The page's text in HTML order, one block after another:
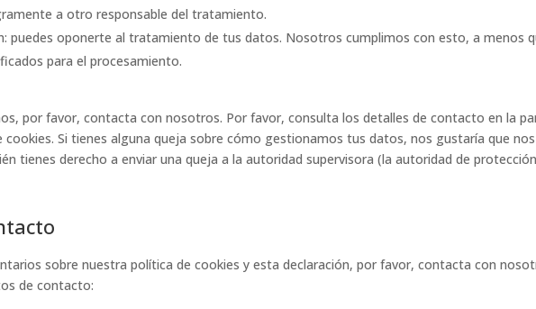
a otro responsable del tratamiento.
puedes oponerte al tratamiento de tus datos. Nosotros cumplimos con esto, a menos
para el procesamiento.
por favor, contacta con nosotros. Por favor, consulta los detalles de contacto en la
Si tienes alguna queja sobre cómo gestionamos tus datos, nos gustaría que
tienes derecho a enviar una queja a la autoridad supervisora (la autoridad de
sobre nuestra política de cookies y esta declaración, por favor, contacta con
de contacto: